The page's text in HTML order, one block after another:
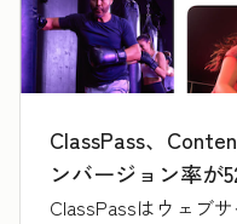
ClassPass、
ンバージョン率が
ClassPassはウェブ